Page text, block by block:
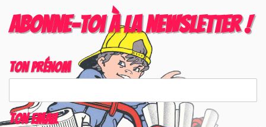
Abonne-toi à la newsletter !
Ton prénom
Ton email